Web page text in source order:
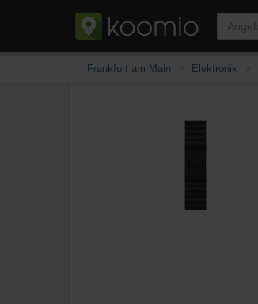
Frankfurt am Main Elektronik